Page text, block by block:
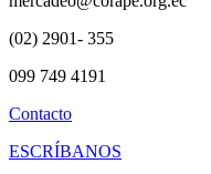
(02) 2901- 355
099 749 4191
Contacto
ESCRÍBANOS